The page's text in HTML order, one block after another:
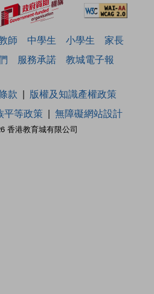
師 中學生 小學生
家長
服務承諾 教城電子報
香港教育城有限公司
款
版權及知識產權政策
平等政策 無障礙網站設計